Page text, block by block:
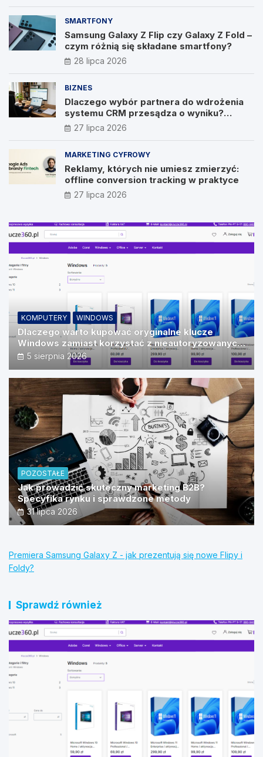
SMARTFONY
Samsung Galaxy Z Flip czy Galaxy Z Fold –
czym różnią się składane smartfony?
28 lipca 2026
BIZNES
Dlaczego wybór partnera do wdrożenia
systemu CRM przesądza o wyniku?
Wywiad z Pawłem Prymakowskim, CEO IT
Vision
27 lipca 2026
MARKETING CYFROWY
Reklamy, których nie umiesz zmierzyć:
offline conversion tracking w praktyce
27 lipca 2026
KOMPUTERY WINDOWS
Dlaczego warto kupować oryginalne klucze
Windows zamiast korzystać z nieautoryzowanych
źródeł?
5 sierpnia 2026
POZOSTAŁE
Jak prowadzić skuteczny marketing B2B?
Specyfika rynku i sprawdzone metody
31 lipca 2026
Premiera Samsung Galaxy Z - jak prezentują się nowe Flipy i
Foldy?
Sprawdź również